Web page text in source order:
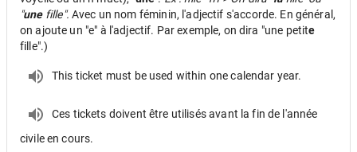
"unefille". Avec un nom féminin, l'adjectif s'accorde. En général,
on ajoute un "e" à l'adjectif. Par exemple, on dira "une petite
fille".)
This ticket must be used within one calendar year.
Ces tickets doivent être utilisés avant la fin de l'année
civile en cours.